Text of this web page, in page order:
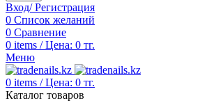
Вход/ Регистрация
0 Список желаний
0 Сравнение
0 items / Цена: 0 тг.
Меню
0 items / Цена: 0 тг.
Каталог товаров